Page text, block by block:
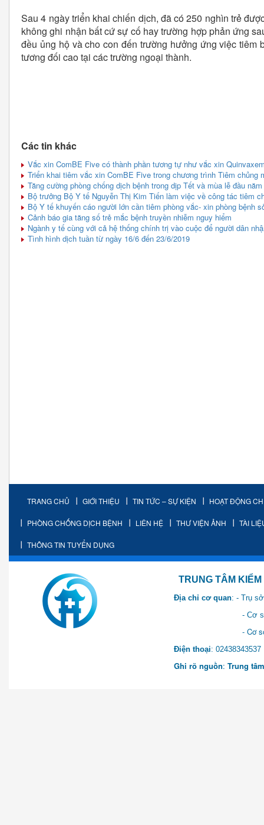
Sau 4 ngày triển khai chiến dịch, đã có 250 nghìn trẻ
không ghi nhận bất cứ sự cố hay trường hợp phản ứng
đều ủng hộ và cho con đến trường hưởng ứng việc tiêm
tương đối cao tại các trường ngoại thành.
Các tin khác
Vắc xin ComBE Five có thành phần tương tự như vắc xin
Triển khai tiêm vắc xin ComBE Five trong chương trình Tiêm chủng
Tăng cường phòng chống dịch bệnh trong dịp Tết và mùa lễ đầu
Bộ trưởng Bộ Y tế Nguyễn Thị Kim Tiến làm việc về công tác tiêm
Bộ Y tế khuyến cáo người lớn cần tiêm phòng vắc- xin phòng bệnh
Cảnh báo gia tăng số trẻ mắc bệnh truyền nhiễm nguy hiểm
Ngành y tế cùng với cả hệ thống chính trị vào cuộc để người dân
Tình hình dịch tuần từ ngày 16/6 đến 23/6/2019
TRANG CHỦ GIỚI THIỆU TIN TỨC – SỰ KIỆN HOẠT ĐỘNG
PHÒNG CHỐNG DỊCH BỆNH LIÊN HỆ THƯ VIỆN ẢNH TÀI
THÔNG TIN TUYỂN DỤNG
TRUNG TÂM KIỂM SOÁT
Địa chỉ cơ quan: - Trụ
- Cơ sở 2: Khu Hành
- Cơ sở 3: Số 1 Ngõ 2
Điện thoại:
Ghi rõ nguồn: Trung